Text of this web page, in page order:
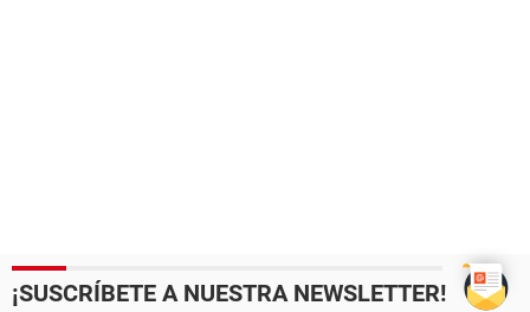
¡SUSCRÍBETE A NUESTRA NEWSLETTER!